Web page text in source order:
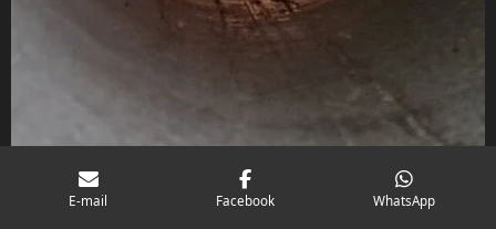
E-mail Facebook WhatsApp